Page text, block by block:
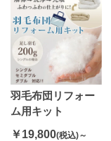
羽毛布団リフォー
ム用キット
￥19,800(税込)～